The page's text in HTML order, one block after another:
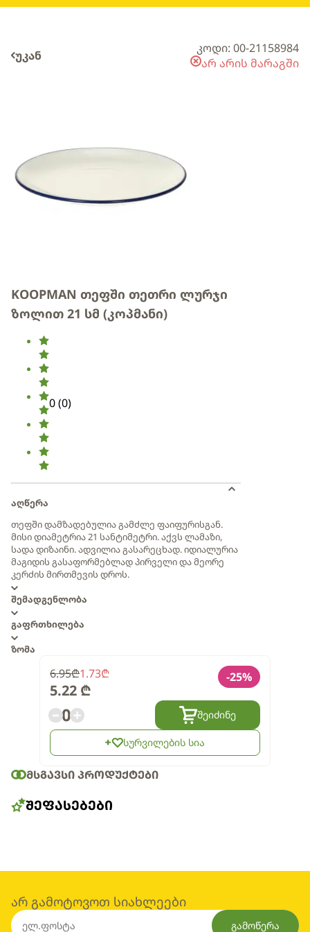
უკან
კოდი: 00-21158984
არ არის მარაგში
KOOPMAN თეფში თეთრი ლურჯი
ზოლით 21 სმ (კოპმანი)
0(0)
აღწერა
თეფში დამზადებულია გამძლე ფაიფურისგან.
მისი დიამეტრია 21 სანტიმეტრი. აქვს ლამაზი,
სადა დიზაინი. ადვილია გასარეცხად. იდიალურია
მაგიდის გასაფორმებლად პირველი და მეორე
კერძის მირთმევის დროს.
შემადგენლობა
გაფრთხილება
ზომა
6.95₾1.73₾
5.22 ₾
-25%
0 შეიძინე
სურვილების სია
ᲛᲡᲒᲐᲕᲡᲘ ᲞᲠᲝᲓᲣᲥᲢᲔᲑᲘ
ᲨᲔᲤᲐᲡᲔᲑᲔᲑᲘ
არ გამოტოვოთ სიახლეები
გამოწერა